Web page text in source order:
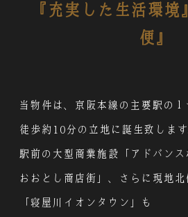
『充実した生活環
便』
当物件は、京阪本線の主要駅の
徒歩約10分の立地に誕生致します
駅前の大型商業施設「アドバン
おおとし商店街」、さらに現地
「寝屋川イオンタウン」も